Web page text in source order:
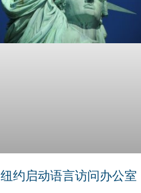
纽约启动语言访问办公室